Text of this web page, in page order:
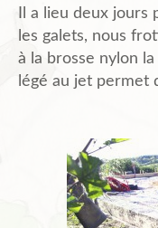
Il a lieu deux
les galets, nous
à la brosse nylon
légé au jet permet